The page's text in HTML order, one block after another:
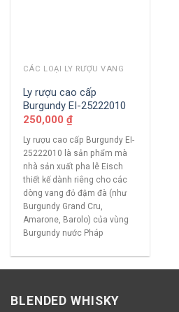
CÁC LOẠI LY RƯỢU VANG
Ly rượu cao cấp
Burgundy EI-25222010
250,000 ₫
Ly rượu cao cấp Burgundy EI-
25222010 là sản phẩm mà
nhà sản xuất pha lê Eisch
thiết kế dành riêng cho các
dòng vang đỏ đậm đà (như
Burgundy Grand Cru,
Amarone, Barolo) của vùng
Burgundy nước Pháp
BLENDED WHISKY